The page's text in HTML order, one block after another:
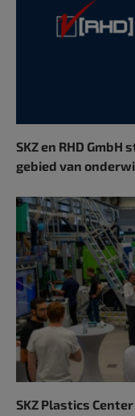
SKZ en RHD
gebied van
SKZ Plastics